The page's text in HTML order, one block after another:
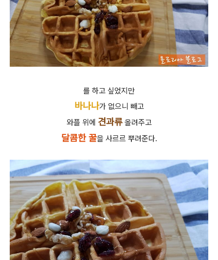
를 하고 싶었지만
바나나가 없으니 빼고
와플 위에 견과류올려주고
달콤한 꿀을 사르르 뿌려준다.